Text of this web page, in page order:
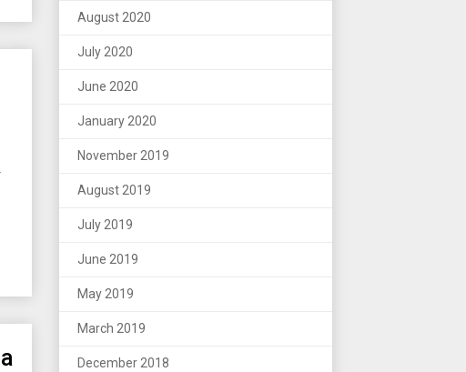
August 2020
July 2020
June 2020
January 2020
November 2019
August 2019
July 2019
June 2019
May 2019
March 2019
December 2018